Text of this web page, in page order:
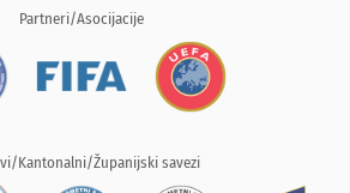
Partneri/Asocijacije
Kantonalni/Županijski savezi